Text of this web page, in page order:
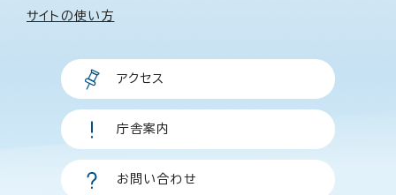
サイトの使い方
アクセス
庁舎案内
お問い合わせ